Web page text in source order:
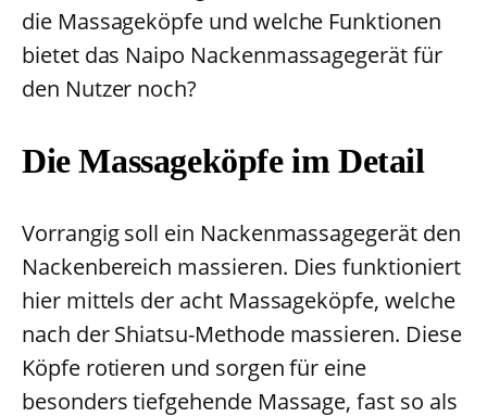
die Massageköpfe und welche Funktionen
bietet das Naipo Nackenmassagegerät für
den Nutzer noch?
Die Massageköpfe im Detail
Vorrangig soll ein Nackenmassagegerät den
Nackenbereich massieren. Dies funktioniert
hier mittels der acht Massageköpfe, welche
nach der Shiatsu-Methode massieren. Diese
Köpfe rotieren und sorgen für eine
besonders tiefgehende Massage, fast so als